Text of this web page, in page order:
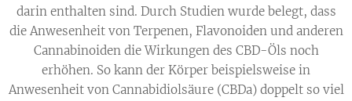
darin enthalten sind. Durch Studien wurde belegt, dass
die Anwesenheit von Terpenen, Flavonoiden und anderen
Cannabinoiden die Wirkungen des CBD-Öls noch
erhöhen. So kann der Körper beispielsweise in
Anwesenheit von Cannabidiolsäure (CBDa) doppelt so viel